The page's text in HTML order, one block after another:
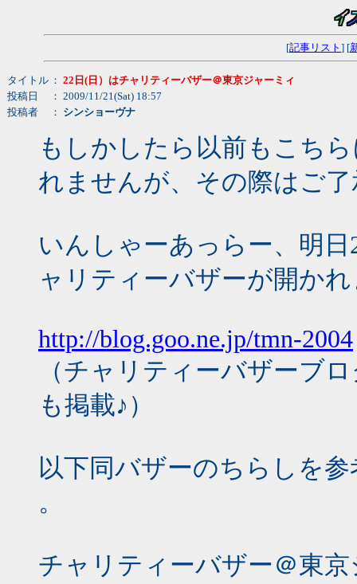
[記事リスト ] [
タイトル ： 22日(日）はチャリティーバザー＠東京ジャーミィ
投稿日
： 2009/11/21(Sat) 18:57
投稿者
： シンショーヴナ
もしかしたら以前もこち
れませんが、その際はご
いんしゃーあっらー、明
ャリティーバザーが開か
http://blog.goo.ne.jp/tmn-2004
（チャリティーバザーブ
も掲載♪）
以下同バザーのちらしを
。
チャリティーバザー＠東